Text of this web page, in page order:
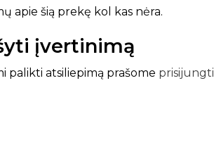
apie šią prekę kol kas nėra.
įvertinimą
palikti atsiliepimą prašome prisijungti